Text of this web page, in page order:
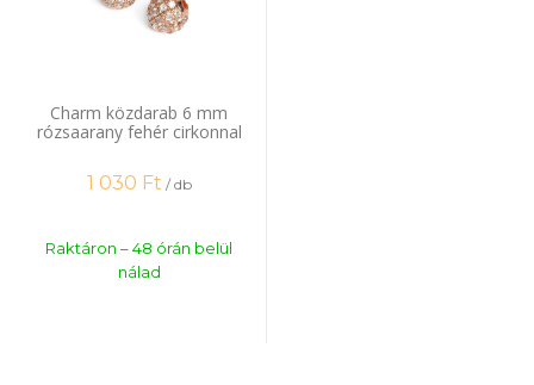
Charm közdarab 6 mm
rózsaarany fehér cirkonnal
1 030 Ft / db
Raktáron – 48 órán belül
nálad